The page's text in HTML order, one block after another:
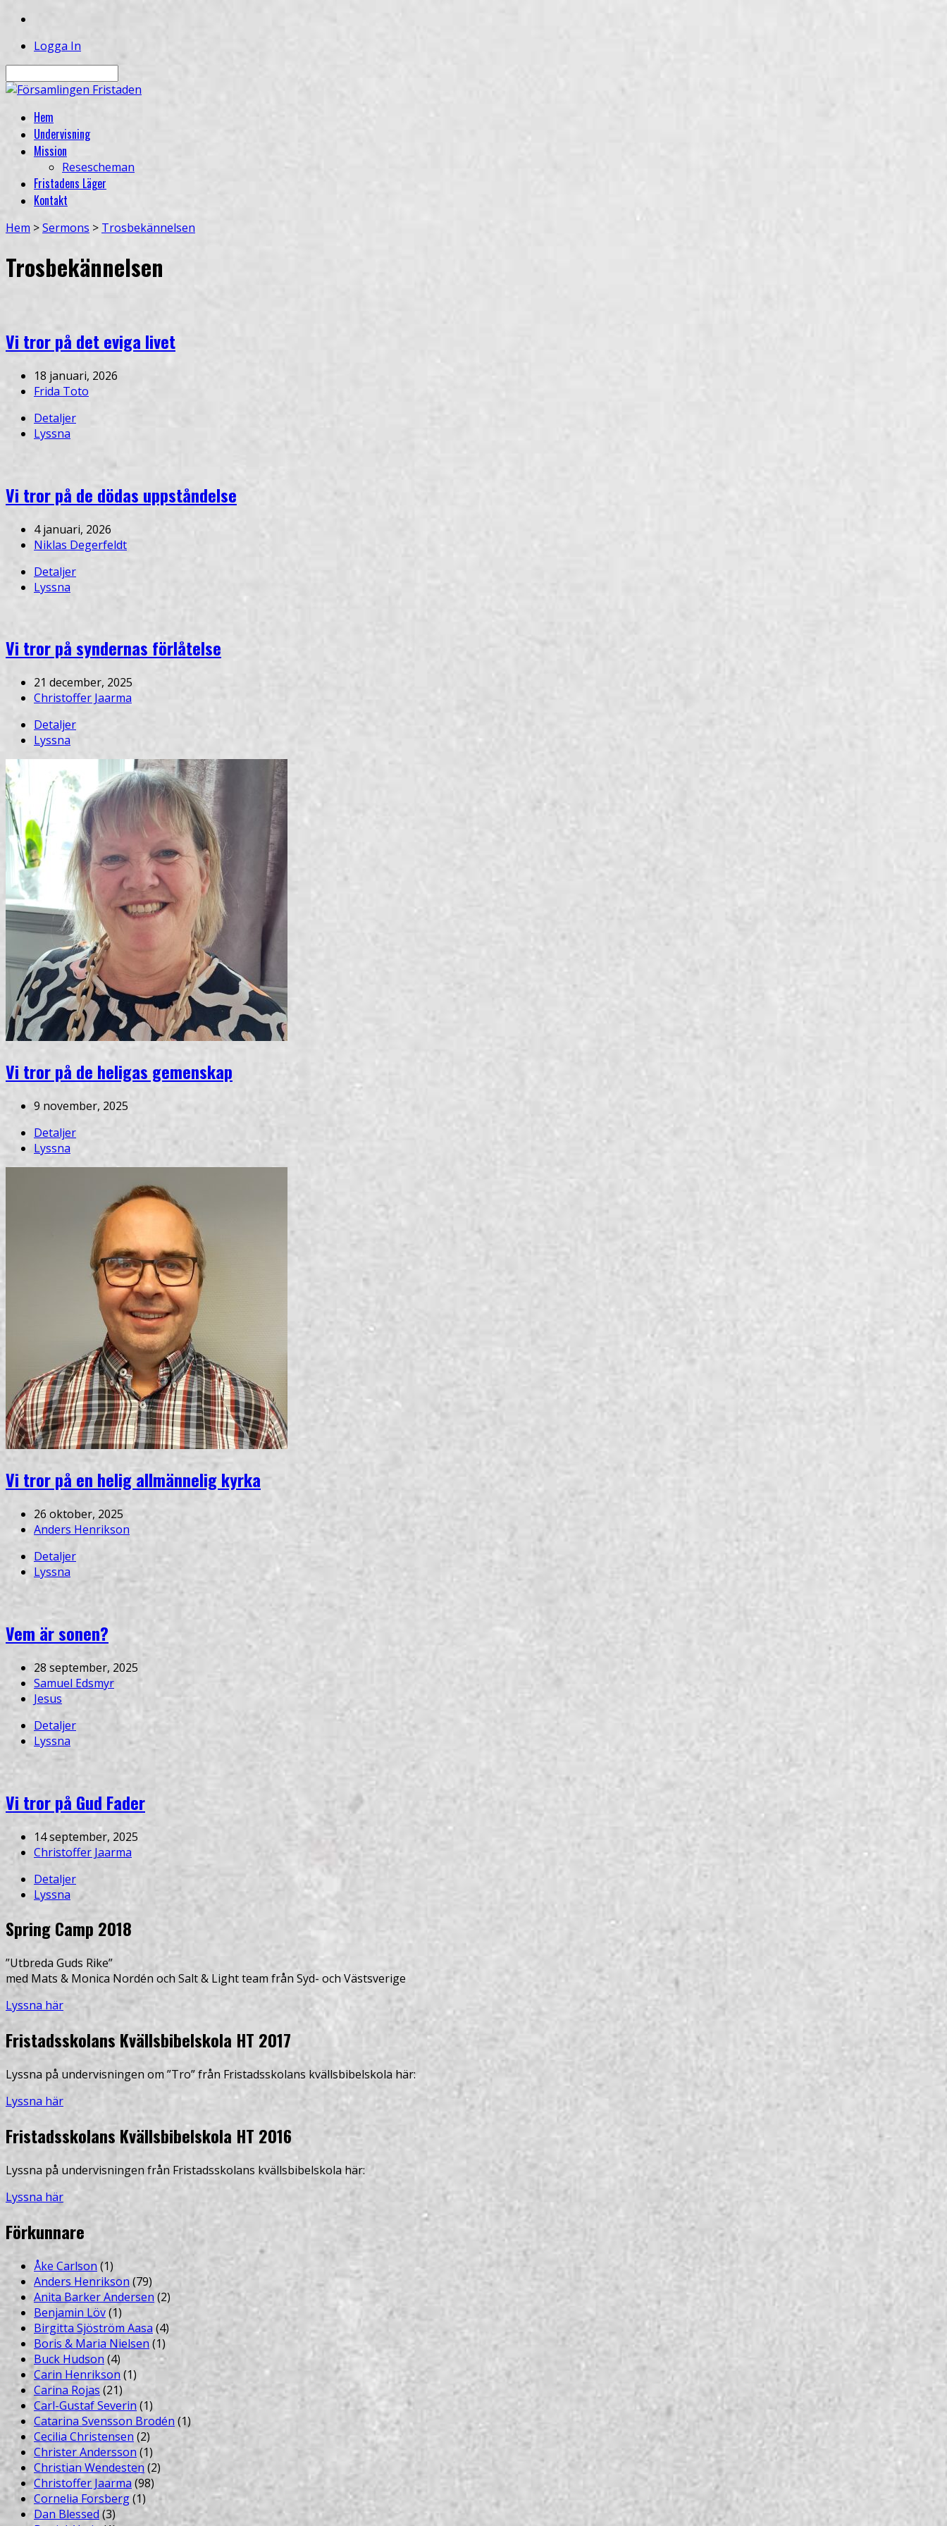
Logga In
Hem
Undervisning
Mission
Resescheman
Fristadens Läger
Kontakt
Hem >Sermons > Trosbekännelsen
Trosbekännelsen
Vi tror på det eviga livet
18 januari, 2026
Frida Toto
Detaljer
Lyssna
Vi tror på de dödas uppståndelse
4 januari, 2026
Niklas Degerfeldt
Detaljer
Lyssna
Vi tror på syndernas förlåtelse
21 december, 2025
Christoffer Jaarma
Detaljer
Lyssna
Vi tror på de heligas gemenskap
9 november, 2025
Detaljer
Lyssna
Vi tror på en helig allmännelig kyrka
26 oktober, 2025
Anders Henrikson
Detaljer
Lyssna
Vem är sonen?
28 september, 2025
Samuel Edsmyr
Jesus
Detaljer
Lyssna
Vi tror på Gud Fader
14 september, 2025
Christoffer Jaarma
Detaljer
Lyssna
Spring Camp 2018
”Utbreda Guds Rike”
med Mats & Monica Nordén och Salt & Light team från Syd- och Västsverige
Lyssna här
Fristadsskolans Kvällsbibelskola HT 2017
Lyssna på undervisningen om ”Tro” från Fristadsskolans kvällsbibelskola här:
Lyssna här
Fristadsskolans Kvällsbibelskola HT 2016
Lyssna på undervisningen från Fristadsskolans kvällsbibelskola här:
Lyssna här
Förkunnare
Åke Carlson(1)
Anders Henrikson(79)
Anita Barker Andersen (2)
Benjamin Löv(1)
Birgitta Sjöström Aasa (4)
Boris & Maria Nielsen(1)
Buck Hudson (4)
Carin Henrikson (1)
Carina Rojas (21)
Carl-Gustaf Severin (1)
Catarina Svensson Brodén (1)
Cecilia Christensen (2)
Christer Andersson (1)
Christian Wendesten(2)
Christoffer Jaarma (98)
Cornelia Forsberg(1)
Dan Blessed (3)